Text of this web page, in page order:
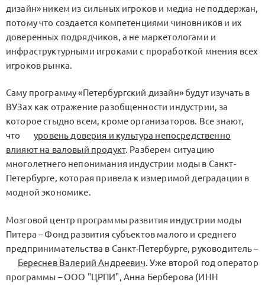
дизайн» никем из сильных игроков и медиа не поддержан,
потому что создается компетенциями чиновников и их
доверенных подрядчиков, а не маркетологами и
инфраструктурными игроками с проработкой мнения всех
игроков рынка.
Саму программу «Петербургский дизайн» будут изучать в
ВУЗах как отражение разобщенности индустрии, за
которое стыдно всем, кроме организаторов. Все знают,
что
уровень доверия и культура непосредственно
влияют на валовый продукт. Разберем ситуацию
многолетнего непонимания индустрии моды в Санкт-
Петербурге, которая привела к измеримой деградации в
модной экономике.
Мозговой центр программы развития индустрии моды
Питера – Фонд развития субъектов малого и среднего
предпринимательства в Санкт-Петербурге, руководитель –
Береснев Валерий Андреевич. Уже второй год оператор
программы – ООО "ЦРПИ", Анна Берберова (ИНН